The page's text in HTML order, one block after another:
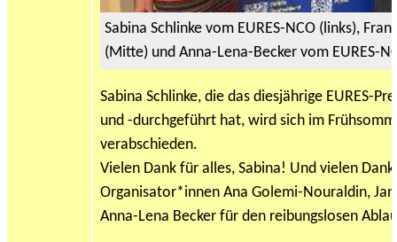
Sabina Schlinke vom EURES-NCO (links),
(Mitte) und Anna-Lena-Becker vom EURES-
Sabina Schlinke, die das diesjährige EURES-
und -durchgeführt hat, wird sich im
verabschieden.
Vielen Dank für alles, Sabina! Und vielen
Organisator*innen Ana Golemi-Nouraldin,
Anna-Lena Becker für den reibungslosen